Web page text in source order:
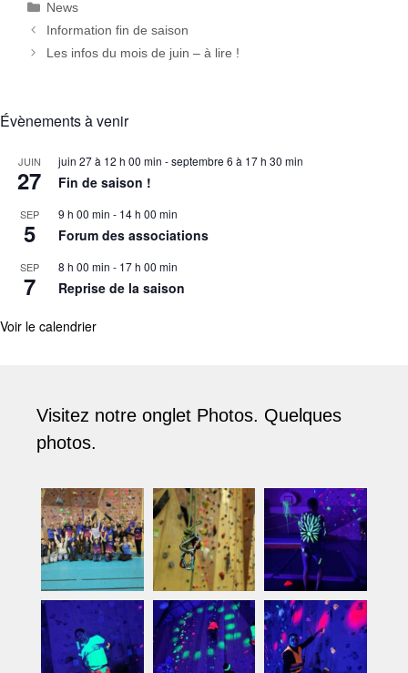
Catégories
News
Information fin de saison
Les infos du mois de juin – à lire !
Évènements à venir
JUIN
27
juin 27 à 12 h 00 min -septembre 6 à 17 h 30 min
Fin de saison !
SEP
5
9 h 00 min - 14 h 00 min
Forum des associations
SEP
7
8 h 00 min - 17 h 00 min
Reprise de la saison
Voir le calendrier
Visitez notre onglet Photos. Quelques
photos.